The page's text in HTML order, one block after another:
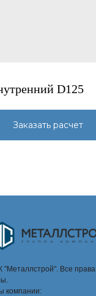
D125
Заказать расчет
"Металлстрой". Все права
компании: